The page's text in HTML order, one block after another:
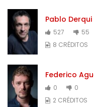
Pablo Derqui
527
55
8 CRÉDITOS
Federico
0
0
2 CRÉDITOS